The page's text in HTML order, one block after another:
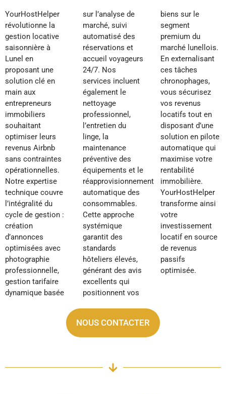
YourHostHelper
révolutionne la
gestion locative
saisonnière à
Lunel en
proposant une
solution clé en
main aux
entrepreneurs
immobiliers
souhaitant
optimiser leurs
revenus Airbnb
sans contraintes
opérationnelles.
Notre expertise
technique couvre
l’intégralité du
cycle de gestion :
création
d’annonces
optimisées avec
photographie
professionnelle,
gestion tarifaire
dynamique basée
sur l’analyse de
marché, suivi
automatisé des
réservations et
accueil voyageurs
24/7. Nos
services incluent
également le
nettoyage
professionnel,
l’entretien du
linge, la
maintenance
préventive des
équipements et le
réapprovisionnement
automatique des
consommables.
Cette approche
systémique
garantit des
standards
hôteliers élevés,
générant des avis
excellents qui
positionnent vos
biens sur le
segment
premium du
marché lunellois.
En externalisant
ces tâches
chronophages,
vous sécurisez
vos revenus
locatifs tout en
disposant d’une
solution en pilote
automatique qui
maximise votre
rentabilité
immobilière.
YourHostHelper
transforme ainsi
votre
investissement
locatif en source
de revenus
passifs
optimisée.
NOUS CONTACTER